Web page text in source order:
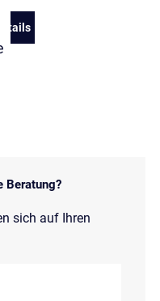
T-GDI Select NAVI/
BAYON 1.0 T-GDi Trend
zu Hyundai BAYON 1.0 T-
Beratung?
sich auf Ihren